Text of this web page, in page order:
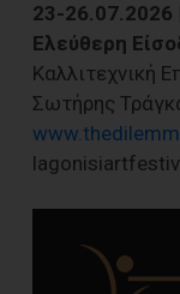
23-26.07.2026
Ελεύθερη
Καλλιτεχνική
Σωτήρης